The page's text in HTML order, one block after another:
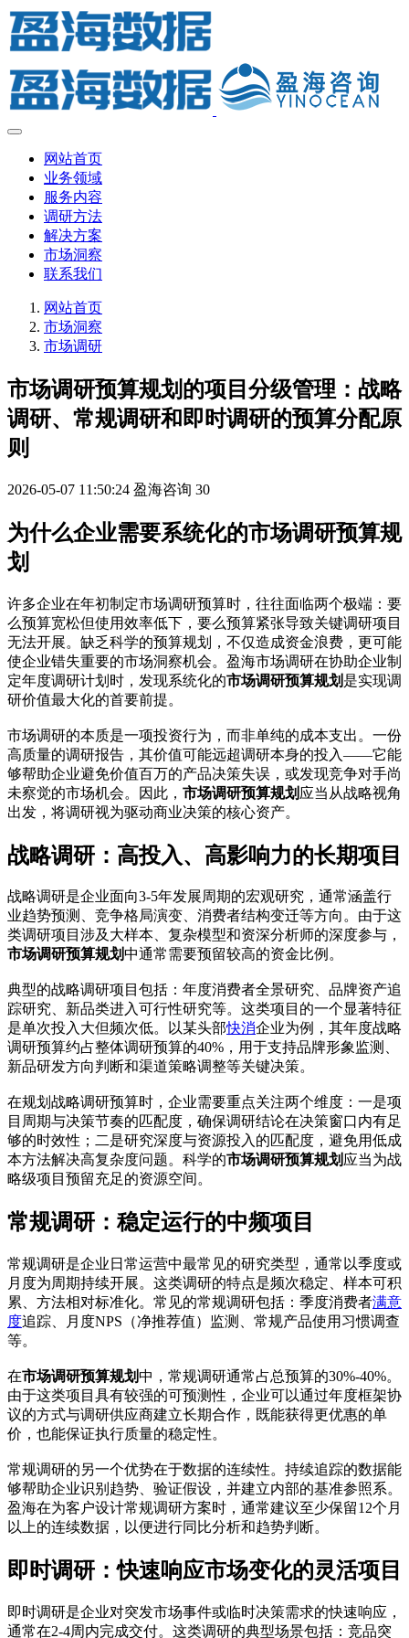
网站首页
业务领域
服务内容
调研方法
解决方案
市场洞察
联系我们
网站首页
市场洞察
市场调研
市场调研预算规划的项目分级管理：战略
调研、常规调研和即时调研的预算分配原
则
2026-05-07 11:50:24 盈海咨询 30
为什么企业需要系统化的市场调研预算规
划
许多企业在年初制定市场调研预算时，往往面临两个极端：要
么预算宽松但使用效率低下，要么预算紧张导致关键调研项目
无法开展。缺乏科学的预算规划，不仅造成资金浪费，更可能
使企业错失重要的市场洞察机会。盈海市场调研在协助企业制
定年度调研计划时，发现系统化的市场调研预算规划 是实现调
研价值最大化的首要前提。
市场调研的本质是一项投资行为，而非单纯的成本支出。一份
高质量的调研报告，其价值可能远超调研本身的投入——它能
够帮助企业避免价值百万的产品决策失误，或发现竞争对手尚
未察觉的市场机会。因此， 市场调研预算规划 应当从战略视角
出发，将调研视为驱动商业决策的核心资产。
战略调研：高投入、高影响力的长期项目
战略调研是企业面向3-5年发展周期的宏观研究，通常涵盖行
业趋势预测、竞争格局演变、消费者结构变迁等方向。由于这
类调研项目涉及大样本、复杂模型和资深分析师的深度参与，
市场调研预算规划中通常需要预留较高的资金比例。
典型的战略调研项目包括：年度消费者全景研究、品牌资产追
踪研究、新品类进入可行性研究等。这类项目的一个显著特征
是单次投入大但频次低。以某头部快消企业为例，其年度战略
调研预算约占整体调研预算的40%，用于支持品牌形象监测、
新品研发方向判断和渠道策略调整等关键决策。
在规划战略调研预算时，企业需要重点关注两个维度：一是项
目周期与决策节奏的匹配度，确保调研结论在决策窗口内有足
够的时效性；二是研究深度与资源投入的匹配度，避免用低成
本方法解决高复杂度问题。科学的市场调研预算规划 应当为战
略级项目预留充足的资源空间。
常规调研：稳定运行的中频项目
常规调研是企业日常运营中最常见的研究类型，通常以季度或
月度为周期持续开展。这类调研的特点是频次稳定、样本可积
累、方法相对标准化。常见的常规调研包括：季度消费者满意
度追踪、月度NPS（净推荐值）监测、常规产品使用习惯调查
等。
在市场调研预算规划中，常规调研通常占总预算的30%-40%。
由于这类项目具有较强的可预测性，企业可以通过年度框架协
议的方式与调研供应商建立长期合作，既能获得更优惠的单
价，也能保证执行质量的稳定性。
常规调研的另一个优势在于数据的连续性。持续追踪的数据能
够帮助企业识别趋势、验证假设，并建立内部的基准参照系。
盈海在为客户设计常规调研方案时，通常建议至少保留12个月
以上的连续数据，以便进行同比分析和趋势判断。
即时调研：快速响应市场变化的灵活项目
即时调研是企业对突发市场事件或临时决策需求的快速响应，
通常在2-4周内完成交付。这类调研的典型场景包括：竞品突